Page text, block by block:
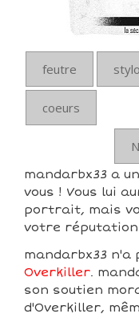
feutre stylo
coeurs
mandarbx33 a
vous ! Vous lui
portrait, mais
votre
mandarbx33
Overkiller.
son soutien
d'Overkiller,